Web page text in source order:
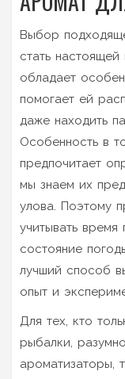
Выбор
стать
обладает
помогает ей
даже находить
Особенность в
предпочитает
мы знаем их
улова. Поэтому
учитывать
состояние
лучший способ
опыт и
Для тех, кто
рыбалки,
ароматизаторы,